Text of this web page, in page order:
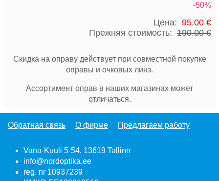
-50%
Цена:95.00 €
Прежняя стоимость:190.00 €
Скидка на оправу действует при совместной покупке
оправы и очковых линз.
Ассортимент оправ в наших магазинах может
отличаться.
Обратная связь О фирме Предлагаем работу
Vana-Kuuli 5-54, 13619 Tallinn
info@nordoptika.ee
reg. nr 10937239